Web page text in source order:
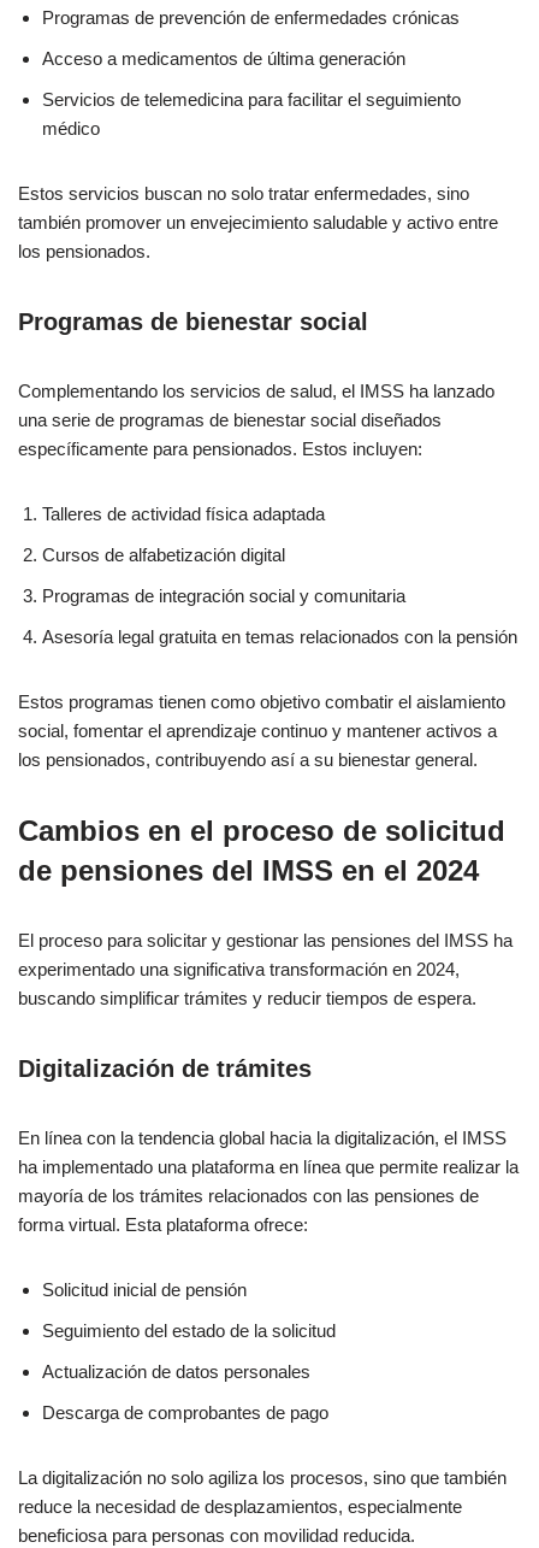
Programas de prevención de enfermedades crónicas
Acceso a medicamentos de última generación
Servicios de telemedicina para facilitar el seguimiento
médico
Estos servicios buscan no solo tratar enfermedades, sino
también promover un envejecimiento saludable y activo entre
los pensionados.
Programas de bienestar social
Complementando los servicios de salud, el IMSS ha lanzado
una serie de programas de bienestar social diseñados
específicamente para pensionados. Estos incluyen:
Talleres de actividad física adaptada
Cursos de alfabetización digital
Programas de integración social y comunitaria
Asesoría legal gratuita en temas relacionados con la pensión
Estos programas tienen como objetivo combatir el aislamiento
social, fomentar el aprendizaje continuo y mantener activos a
los pensionados, contribuyendo así a su bienestar general.
Cambios en el proceso de solicitud
de pensiones del IMSS en el 2024
El proceso para solicitar y gestionar las pensiones del IMSS ha
experimentado una significativa transformación en 2024,
buscando simplificar trámites y reducir tiempos de espera.
Digitalización de trámites
En línea con la tendencia global hacia la digitalización, el IMSS
ha implementado una plataforma en línea que permite realizar la
mayoría de los trámites relacionados con las pensiones de
forma virtual. Esta plataforma ofrece:
Solicitud inicial de pensión
Seguimiento del estado de la solicitud
Actualización de datos personales
Descarga de comprobantes de pago
La digitalización no solo agiliza los procesos, sino que también
reduce la necesidad de desplazamientos, especialmente
beneficiosa para personas con movilidad reducida.